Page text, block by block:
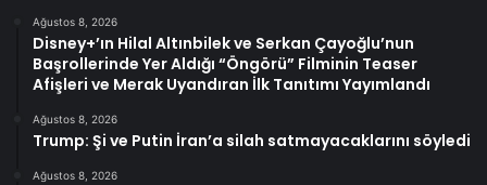
Ağustos 8, 2026
Disney+’ın Hilal Altınbilek ve Serkan Çayoğlu’nun
Başrollerinde Yer Aldığı “Öngörü” Filminin Teaser
Afişleri ve Merak Uyandıran İlk Tanıtımı Yayımlandı
Ağustos 8, 2026
Trump: Şi ve Putin İran’a silah satmayacaklarını söyledi
Ağustos 8, 2026